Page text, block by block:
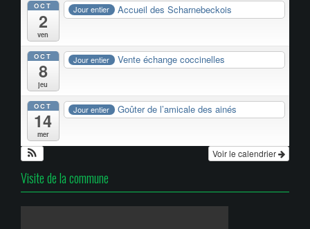
OCT
2
ven
Jour entier Accueil des Scharnebeckois
OCT
8
jeu
Jour entier Vente échange coccinelles
OCT
14
mer
Jour entier Goûter de l’amicale des ainés
Voir le calendrier
Visite de la commune